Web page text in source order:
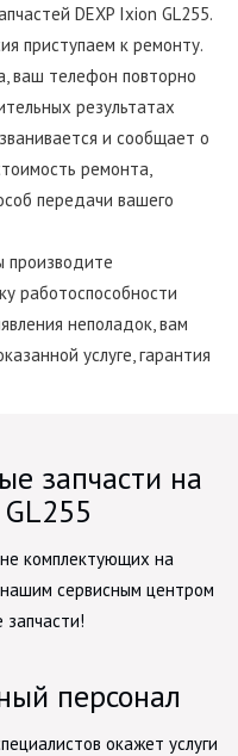
DEXP Ixion GL255.
приступаем к ремонту.
ваш телефон повторно
результатах
и сообщает о
ремонта,
передачи вашего
производите
работоспособности
неполадок, вам
услуге, гарантия
запчасти на
комплектующих на
сервисным центром
запчасти!
персонал
окажет услуги